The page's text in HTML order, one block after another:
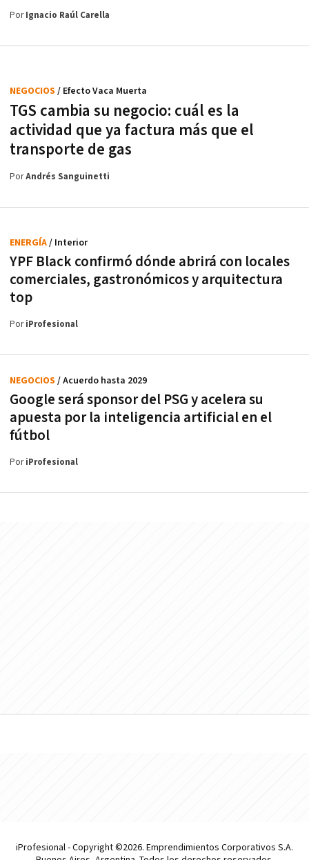
PorIgnacio Raúl Carella
TGS cambia su negocio: cuál es la
actividad que ya factura más que el
transporte de gas
NEGOCIOS / Efecto Vaca Muerta
PorAndrés Sanguinetti
YPF Black confirmó dónde abrirá con locales
comerciales, gastronómicos y arquitectura
top
ENERGÍA/ Interior
PoriProfesional
Google será sponsor del PSG y acelera su
apuesta por la inteligencia artificial en el
fútbol
NEGOCIOS / Acuerdo hasta 2029
PoriProfesional
iProfesional - Copyright ©2026. Emprendimientos Corporativos S.A.